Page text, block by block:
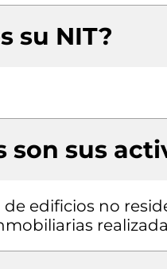
su NIT?
son sus
edificios no